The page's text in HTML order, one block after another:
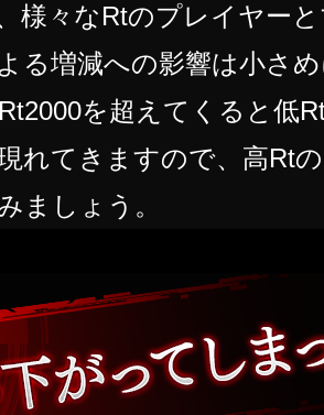
様々なRtのプレイヤー
る増減への影響は小さ
を超えてくると低
れてきますので、高Rt
ましょう。